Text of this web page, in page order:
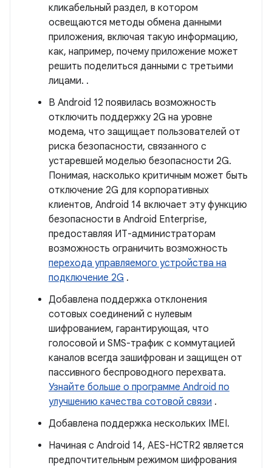
кликабельный раздел, в котором
освещаются методы обмена данными
приложения, включая такую ​​информацию,
как, например, почему приложение может
решить поделиться данными с третьими
лицами. .
В Android 12 появилась возможность
отключить поддержку 2G на уровне
модема, что защищает пользователей от
риска безопасности, связанного с
устаревшей моделью безопасности 2G.
Понимая, насколько критичным может быть
отключение 2G для корпоративных
клиентов, Android 14 включает эту функцию
безопасности в Android Enterprise,
предоставляя ИТ-администраторам
возможность ограничить возможность
перехода управляемого устройства на
подключение 2G .
Добавлена ​​поддержка отклонения
сотовых соединений с нулевым
шифрованием, гарантирующая, что
голосовой и SMS-трафик с коммутацией
каналов всегда зашифрован и защищен от
пассивного беспроводного перехвата.
Узнайте больше о программе Android по
улучшению качества сотовой связи .
Добавлена ​​поддержка нескольких IMEI.
Начиная с Android 14, AES-HCTR2 является
предпочтительным режимом шифрования